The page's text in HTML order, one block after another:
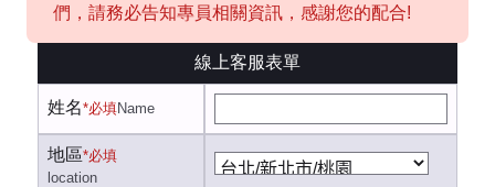
們，請務必告知專員相關資訊，感謝您的配合!
線上客服表單
姓名*必填Name
地區*必填
location